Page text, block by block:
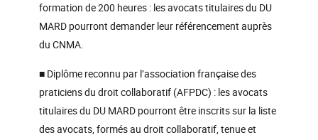
formation de 200 heures : les avocats titulaires du DU
MARD pourront demander leur référencement auprès
du CNMA.
■ Diplôme reconnu par l’association française des
praticiens du droit collaboratif (AFPDC) : les avocats
titulaires du DU MARD pourront être inscrits sur la liste
des avocats, formés au droit collaboratif, tenue et